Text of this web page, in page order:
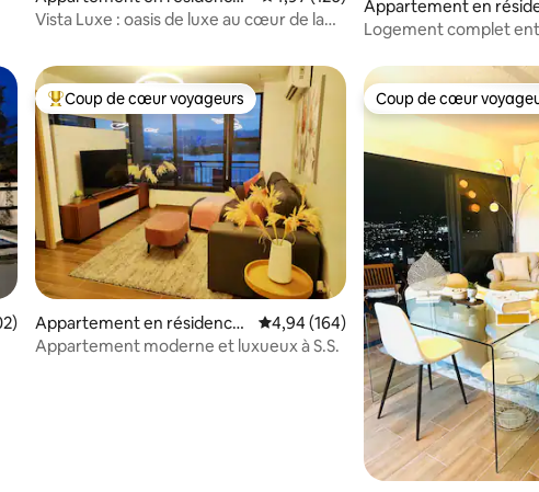
San Salvador
Vista Luxe : oasis de luxe au cœur de la
Appartement en
Santa Ana
Logement complet
moyenne sur la base de 102 commentaires : 4,94 sur 5
Coups de cœur voyageurs les plus appréciés
Coup de cœur voyageurs
Appartement en résidence
⋅ San Salvador
Évaluation moyenne sur la base de
4,94 (164)
Appartement moderne et luxueux à S.S.
Coup de cœur
Coup de cœur